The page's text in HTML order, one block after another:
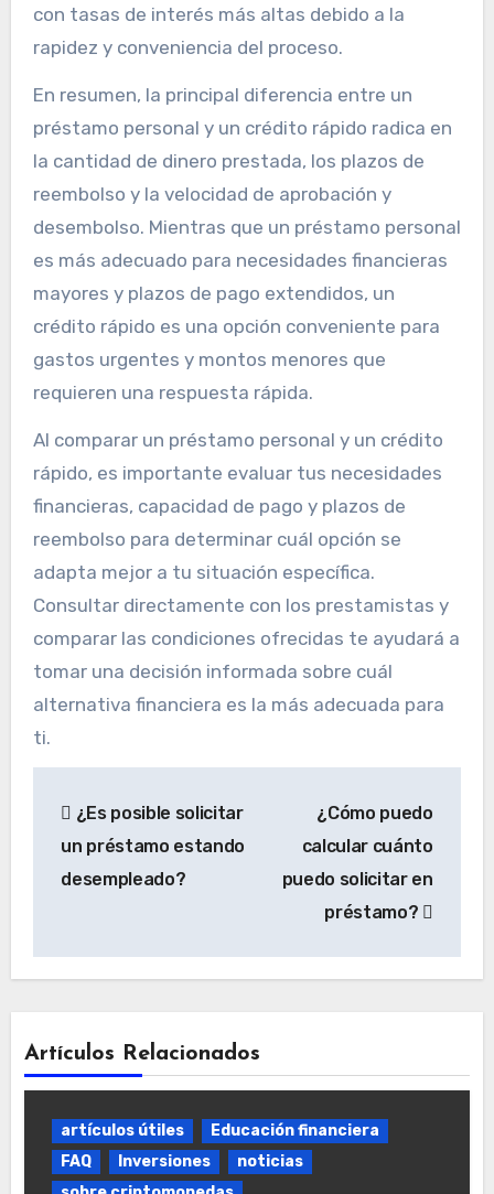
con tasas de interés más altas debido a la
rapidez y conveniencia del proceso.
En resumen, la principal diferencia entre un
préstamo personal y un crédito rápido radica en
la cantidad de dinero prestada, los plazos de
reembolso y la velocidad de aprobación y
desembolso. Mientras que un préstamo personal
es más adecuado para necesidades financieras
mayores y plazos de pago extendidos, un
crédito rápido es una opción conveniente para
gastos urgentes y montos menores que
requieren una respuesta rápida.
Al comparar un préstamo personal y un crédito
rápido, es importante evaluar tus necesidades
financieras, capacidad de pago y plazos de
reembolso para determinar cuál opción se
adapta mejor a tu situación específica.
Consultar directamente con los prestamistas y
comparar las condiciones ofrecidas te ayudará a
tomar una decisión informada sobre cuál
alternativa financiera es la más adecuada para
ti.
de
entradas
¿Es posible solicitar
un préstamo estando
desempleado?
¿Cómo puedo
calcular cuánto
puedo solicitar en
préstamo?
Artículos Relacionados
artículos útiles
Educación financiera
FAQ
Inversiones
noticias